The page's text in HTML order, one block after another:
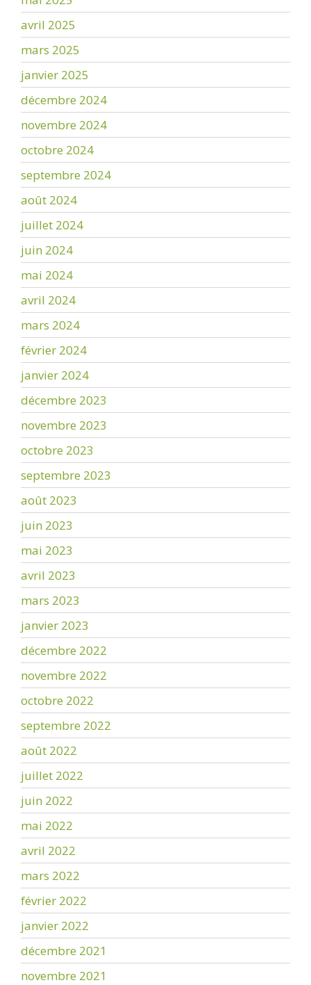
avril 2025
mars 2025
janvier 2025
décembre 2024
novembre 2024
octobre 2024
septembre 2024
août 2024
juillet 2024
juin 2024
mai 2024
avril 2024
mars 2024
février 2024
janvier 2024
décembre 2023
novembre 2023
octobre 2023
septembre 2023
août 2023
juin 2023
mai 2023
avril 2023
mars 2023
janvier 2023
décembre 2022
novembre 2022
octobre 2022
septembre 2022
août 2022
juillet 2022
juin 2022
mai 2022
avril 2022
mars 2022
février 2022
janvier 2022
décembre 2021
novembre 2021